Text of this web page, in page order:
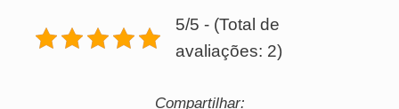
5/5 - (Total de
avaliações: 2)